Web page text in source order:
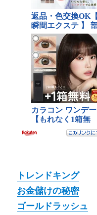
トレンドキング
お金儲けの秘密
ゴールドラッシュ